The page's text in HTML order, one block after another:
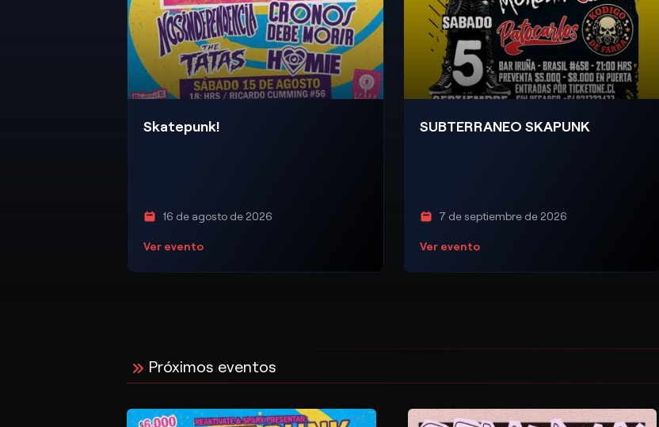
Skatepunk!
16 de agosto de 2026
Ver evento
SUBTERRANEO SKAPUNK
7 de septiembre de 2026
Ver evento
Próximos eventos